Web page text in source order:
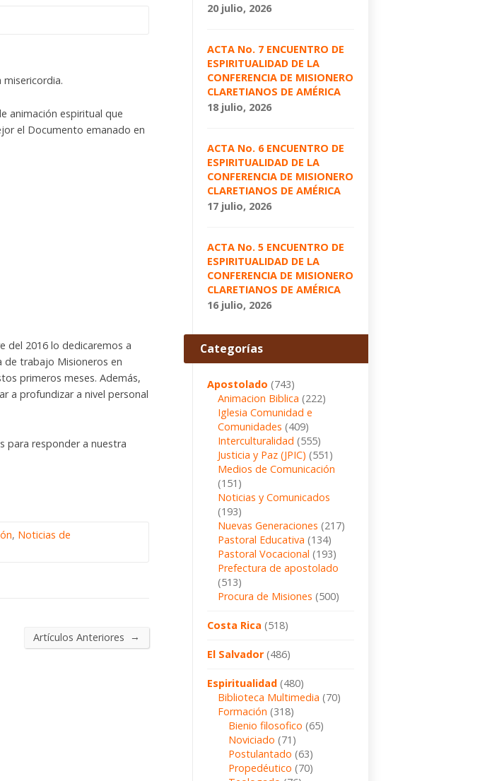
animación espiritual que
el Documento emanado en
del 2016 lo dedicaremos a
de trabajo Misioneros en
primeros meses. Además,
a profundizar a nivel personal
para responder a nuestra
, Noticias de
Artículos Anteriores →
20 julio, 2026
ACTA No. 7 ENCUENTRO DE
ESPIRITUALIDAD DE LA
CONFERENCIA DE MISIONERO
CLARETIANOS DE AMÉRICA
18 julio, 2026
ACTA No. 6 ENCUENTRO DE
ESPIRITUALIDAD DE LA
CONFERENCIA DE MISIONERO
CLARETIANOS DE AMÉRICA
17 julio, 2026
ACTA No. 5 ENCUENTRO DE
ESPIRITUALIDAD DE LA
CONFERENCIA DE MISIONERO
CLARETIANOS DE AMÉRICA
16 julio, 2026
Categorías
Apostolado (743)
Animacion Biblica (222)
Iglesia Comunidad e
Comunidades (409)
Interculturalidad (555)
Justicia y Paz (JPIC) (551)
Medios de Comunicación
(151)
Noticias y Comunicados
(193)
Nuevas Generaciones (217)
Pastoral Educativa (134)
Pastoral Vocacional (193)
Prefectura de apostolado
(513)
Procura de Misiones (500)
Costa Rica (518)
El Salvador(486)
Espiritualidad (480)
Biblioteca Multimedia (70)
Formación (318)
Bienio filosofico (65)
Noviciado (71)
Postulantado (63)
Propedéutico (70)